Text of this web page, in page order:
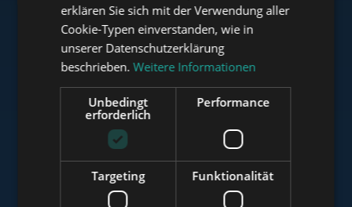
www.towerconsulting.hu
www.mybudapesthome.com
SPANISH
RUSSIAN
erklären Sie sich mit der Verwendung aller
Cookie-Typen einverstanden, wie in
unserer Datenschutzerklärung
beschrieben. Weitere Informationen
Unbedingt
erforderlich
Performance
Targeting Funktionalität